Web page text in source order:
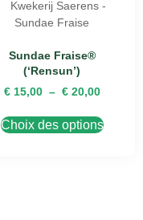
Sundae Fraise®
(‘Rensun’)
€15,00 – €20,00
Choix des options